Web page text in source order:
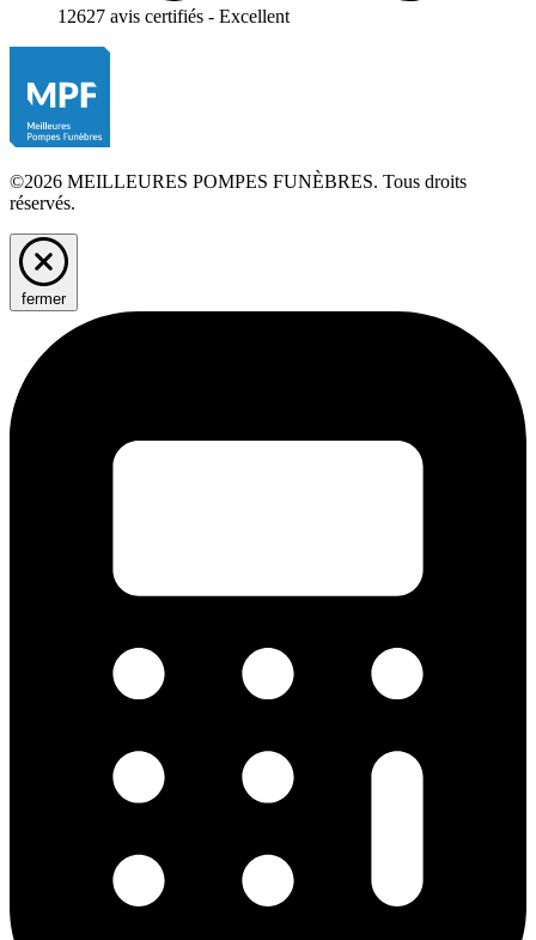
12627 avis certifiés - Excellent
©2026 MEILLEURES POMPES FUNÈBRES. Tous droits
réservés.
fermer